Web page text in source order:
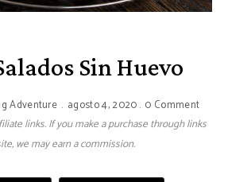
Sin Huevo
Adventure agosto 4, 2020 0 Comment
links. If you make a purchase through links
we may earn a commission.